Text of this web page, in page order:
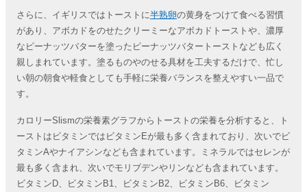
さらに、イギリスではトーストに半熟卵の黄身をつけて食べる習慣
があり、アボカドをのせたクリーミーなアボカドトーストや、濃厚
なピーナッツバターを塗ったピーナッツバタートーストなども広く
親しまれています。塗るものやのせる具材を工夫するだけで、忙し
い朝の朝食や軽食としても手軽に栄養バランスを整えやすい一品で
す。
カロリーSlismの栄養素グラフからトーストの栄養を分析すると、ト
ーストはビタミンではビタミンEが最も多く含まれており、次いでビ
タミンAやナイアシンなども含まれています。ミネラルではセレンが
最も多く含まれ、次いでモリブデンやリンなども含まれています。
ビタミンD、ビタミンB1、ビタミンB2、ビタミンB6、ビタミン